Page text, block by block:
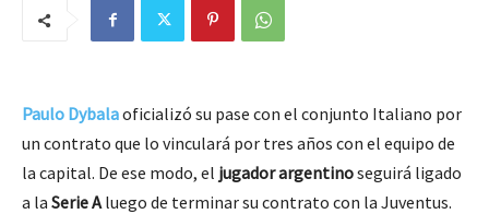
Paulo Dybalaoficializó su pase con el conjunto Italiano por
un contrato que lo vinculará por tres años con el equipo de
la capital. De ese modo, el jugador argentinoseguirá ligado
a la Serie Aluego de terminar su contrato con la Juventus.